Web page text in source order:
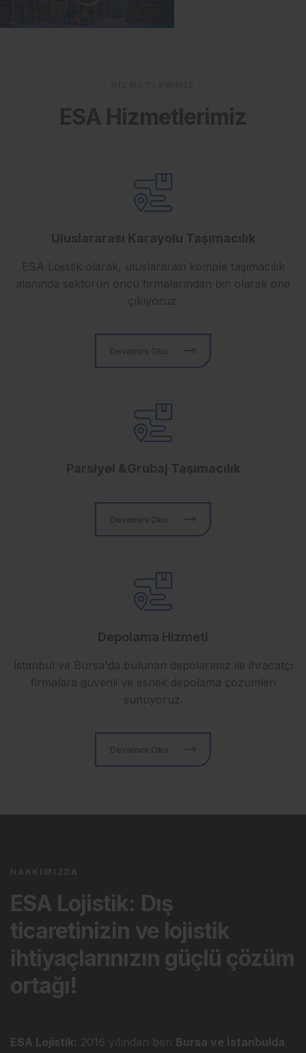
ESA Hizmetlerimiz
Uluslararası Karayolu Taşımacılık
ESA Lojistik olarak, uluslararası komple taşımacılık
alanında sektörün öncü firmalarından biri olarak öne
çıkıyoruz.
Devamını Oku
Parsiyel &Grubaj Taşımacılık
Devamını Oku
Depolama Hizmeti
İstanbul ve Bursa'da bulunan depolarımız ile ihracatçı
firmalara güvenli ve esnek depolama çözümleri
sunuyoruz.
Devamını Oku
ESA Lojistik: Dış
ticaretinizin ve lojistik
ihtiyaçlarınızın güçlü çözüm
ortağı!
ESA Lojistik: 2016 yılından beri Bursa ve İstanbulda